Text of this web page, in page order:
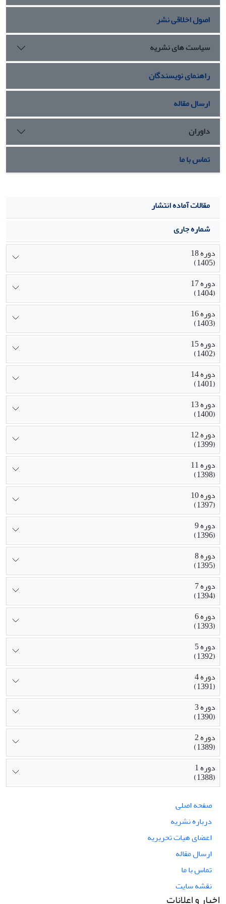
هیجانی بالا، بالاترین و گروه دارای سبک یادگیری همگرا با هوش
هیجانی پایین، پایین‌ترین امتیاز را کسب کردند.
نتیجه گیری:توجه به نقش سبک‌های یادگیری و هوش هیجانی
دانش آموزان در آموزش مهارت پنجه اهمیت دارد. به‌علاوه بنظر
می رسد الگوی یادگیری مشارکتی روش مناسبی برای استفاده در
ساعات ورزش محسوب می گردد.
اصول اخلاقی نشر
سیاست های نشریه
راهنمای نویسندگان
ارسال مقاله
داوران
تماس با ما
مقالات آماده انتشار
شماره جاری
دوره 18
(1405)
دوره 17
(1404)
دوره 16
(1403)
دوره 15
(1402)
دوره 14
(1401)
دوره 13
(1400)
دوره 12
(1399)
دوره 11
(1398)
دوره 10
(1397)
دوره 9
(1396)
دوره 8
(1395)
دوره 7
(1394)
دوره 6
(1393)
دوره 5
(1392)
دوره 4
(1391)
دوره 3
(1390)
دوره 2
(1389)
دوره 1
(1388)
صفحه اصلی
درباره نشریه
اعضای هیات تحریریه
ارسال مقاله
تماس با ما
نقشه سایت
اخبار و اعلانات